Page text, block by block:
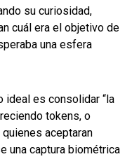
su curiosidad,
cuál era el objetivo de
una esfera
ideal es consolidar “la
tokens, o
aceptaran
una captura biométrica